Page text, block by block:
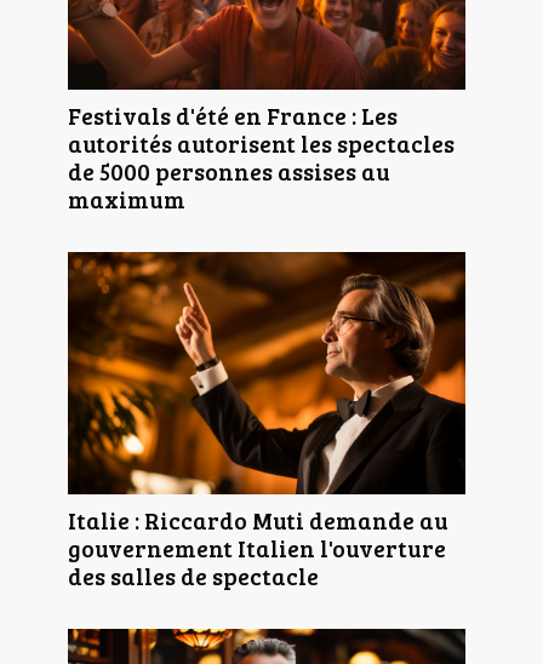
Festivals d'été en France : Les
autorités autorisent les spectacles
de 5000 personnes assises au
maximum
Italie : Riccardo Muti demande au
gouvernement Italien l'ouverture
des salles de spectacle